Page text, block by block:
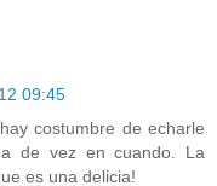
09:45
costumbre de echarle
de vez en cuando. La
es una delicia!